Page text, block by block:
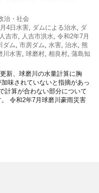
治・社会
4日水害 ダムによる治水
ダ
人吉市 人吉市洪水 令和2年7月
ダム 市房ダム 水害 治水
熊
川水害 球磨村 相良村 蒲島知
新、球磨川の水量計算に胸
味されていないと指摘があっ
計算が合わない部分について
令和2年7月球磨川豪雨災害